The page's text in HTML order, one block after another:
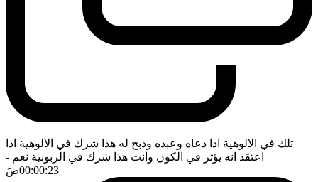
تلك في الالوهية اذا دعاه وعبده وذبح له هذا شرك في الالوهية اذا
اعتقد انه يؤثر في الكون وانت هذا شرك في الربوبية نعم -
00:00:23ضَ